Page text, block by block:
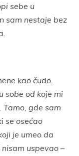
sebe u
sam nestaje bez
kao čudo.
sobe od koje mi
gde sam
se osećao
je umeo da
uspevao –